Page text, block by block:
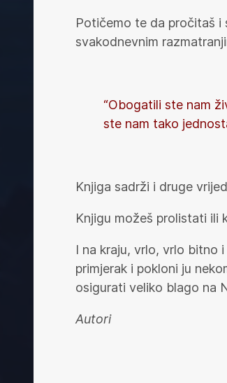
Potičemo te da pročitaš i
svakodnevnim
“Obogatili ste nam
ste nam tako
Knjiga sadrži i druge
Knjigu možeš prolistati ili
I na kraju, vrlo, vrlo bitno
primjerak i pokloni ju
osigurati veliko blago na
Autori